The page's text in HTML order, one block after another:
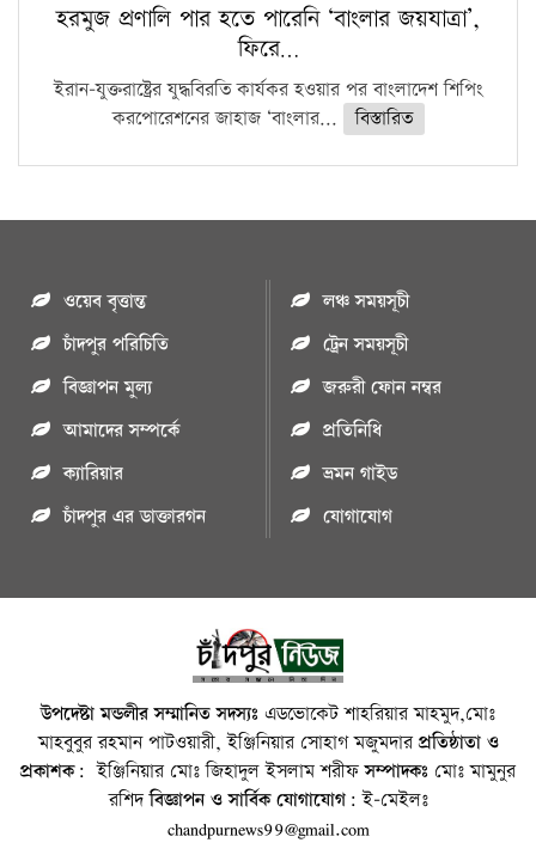
হরমুজ প্রণালি পার হতে পারেনি ‘বাংলার জয়যাত্রা’,
ফিরে…
ইরান-যুক্তরাষ্ট্রের যুদ্ধবিরতি কার্যকর হওয়ার পর বাংলাদেশ শিপিং
করপোরেশনের জাহাজ ‘বাংলার...
বিস্তারিত
ওয়েব বৃত্তান্ত
চাঁদপুর পরিচিতি
বিজ্ঞাপন মুল্য
আমাদের সম্পর্কে
ক্যারিয়ার
চাঁদপুর এর ডাক্তারগন
লঞ্চ সময়সূচী
ট্রেন সময়সূচী
জরুরী ফোন নম্বর
প্রতিনিধি
ভ্রমন গাইড
যোগাযোগ
উপদেষ্টা মন্ডলীর সম্মানিত সদস্যঃ এডভোকেট শাহরিয়ার মাহমুদ,মোঃ
মাহবুবুর রহমান পাটওয়ারী, ইঞ্জিনিয়ার সোহাগ মজুমদারপ্রতিষ্ঠাতা ও
প্রকাশক: ইঞ্জিনিয়ার মোঃ জিহাদুল ইসলাম শরীফসম্পাদকঃ মোঃ মামুনুর
রশিদবিজ্ঞাপন ও সার্বিক যোগাযোগ: ই-মেইলঃ
chandpurnews99@gmail.com